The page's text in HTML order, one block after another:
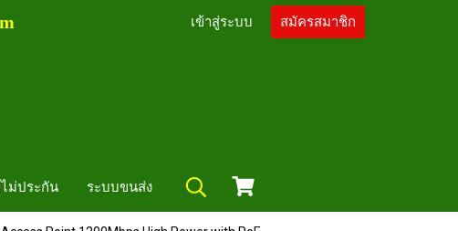
เข้าสู่ระบบ สมัครสมาชิก
ม่ประกัน ระบบขนส่ง